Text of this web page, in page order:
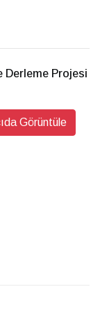
Derleme Projesi
Görüntüle